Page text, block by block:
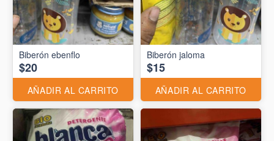
Biberón ebenflo
$20
AÑADIR AL CARRITO
Biberón jaloma
$15
AÑADIR AL CARRITO